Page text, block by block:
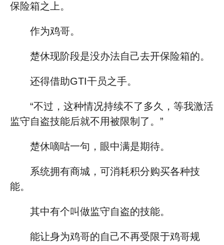
保险箱之上。
作为鸡哥。
楚休现阶段是没办法自己去开保险箱的。
还得借助GTI干员之手。
“不过，这种情况持续不了多久，等我激活
监守自盗技能后就不用被限制了。”
楚休嘀咕一句，眼中满是期待。
系统拥有商城，可消耗积分购买各种技
能。
其中有个叫做监守自盗的技能。
能让身为鸡哥的自己不再受限于鸡哥规